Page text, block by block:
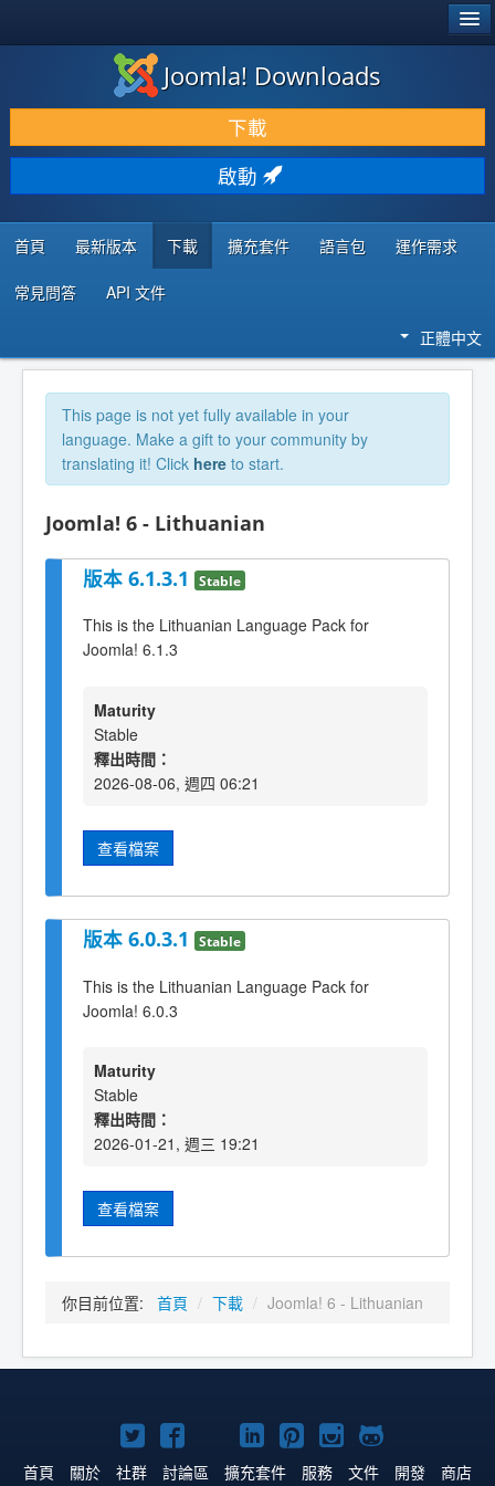
下載 & 擴充
發現 & 學習
社群 & 支援
程式者資源
Joomla! Downloads
下載
啟動
首頁 最新版本 下載 擴充套件 語言包 運作需求
常見問答 API 文件
正體中文
This page is not yet fully available in your
language. Make a gift to your community by
translating it! Click here to start.
Joomla! 6 - Lithuanian
版本 6.1.3.1 Stable
This is the Lithuanian Language Pack for
Joomla! 6.1.3
Maturity
Stable
釋出時間：
2026-08-06, 週四 06:21
查看檔案
版本 6.0.3.1 Stable
This is the Lithuanian Language Pack for
Joomla! 6.0.3
Maturity
Stable
釋出時間：
2026-01-21, 週三 19:21
查看檔案
你目前位置: 首頁 / 下載 / Joomla! 6 - Lithuanian
Twitter
上
Facebook
上
YouTube
上
Linkedln
上
Pinterest
上
Instagram
上
GitHub
上
首頁 關於 社群 討論區 擴充套件 服務 文件 開發 商店